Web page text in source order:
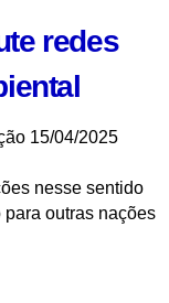
redes
15/04/2025
nesse sentido
outras nações